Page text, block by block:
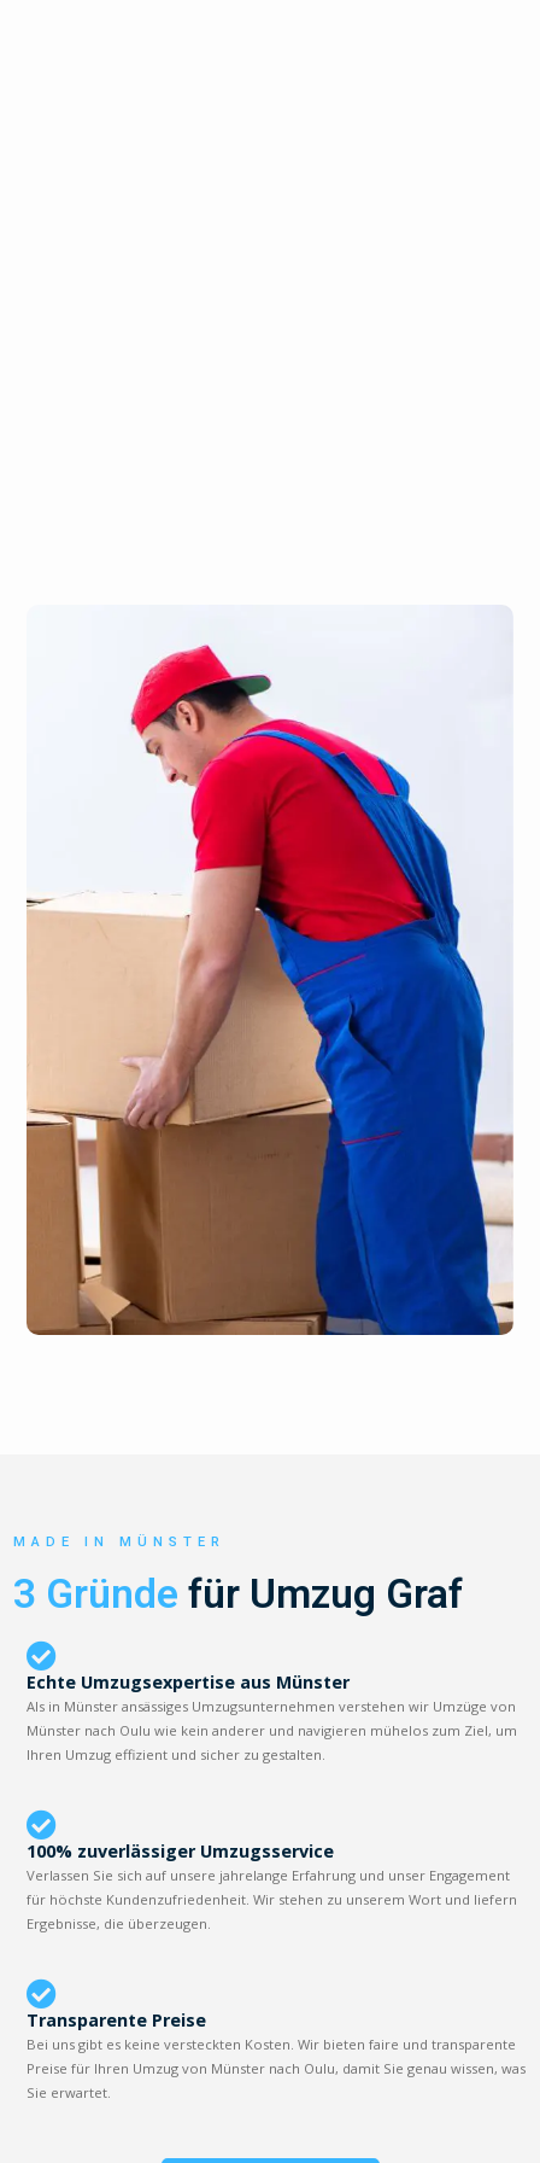
MADE IN MÜNSTER
3 Gründe für Umzug Graf
Echte Umzugsexpertise aus Münster
Als in Münster ansässiges Umzugsunternehmen verstehen wir Umzüge von
Münster nach Oulu wie kein anderer und navigieren mühelos zum Ziel, um
Ihren Umzug effizient und sicher zu gestalten.
100% zuverlässiger Umzugsservice
Verlassen Sie sich auf unsere jahrelange Erfahrung und unser Engagement
für höchste Kundenzufriedenheit. Wir stehen zu unserem Wort und liefern
Ergebnisse, die überzeugen.
Transparente Preise
Bei uns gibt es keine versteckten Kosten. Wir bieten faire und transparente
Preise für Ihren Umzug von Münster nach Oulu, damit Sie genau wissen, was
Sie erwartet.